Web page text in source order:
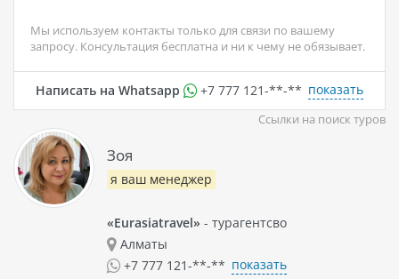
Мы используем контакты только для связи по вашему
запросу. Консультация бесплатна и ни к чему не обязывает.
Написать на Whatsapp +7 777 121-**-** показать
Ссылки на поиск туров
Зоя
я ваш менеджер
«Eurasiatravel» - турагентсво
Алматы
+7 777 121-**-** показать